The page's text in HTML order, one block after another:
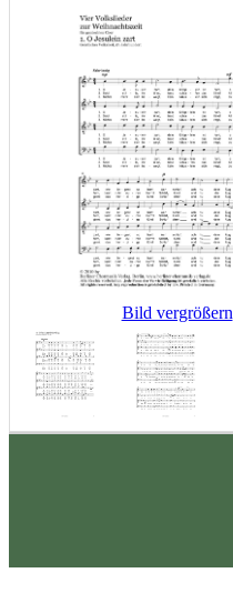
Bild vergrößern